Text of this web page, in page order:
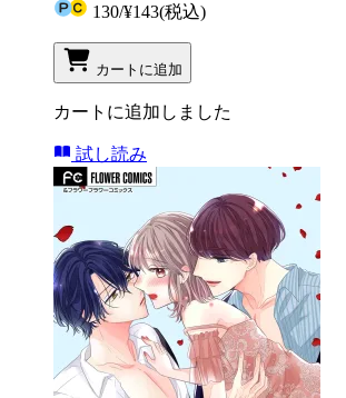
130/¥143(税込)
カートに追加
カートに追加しました
試し読み